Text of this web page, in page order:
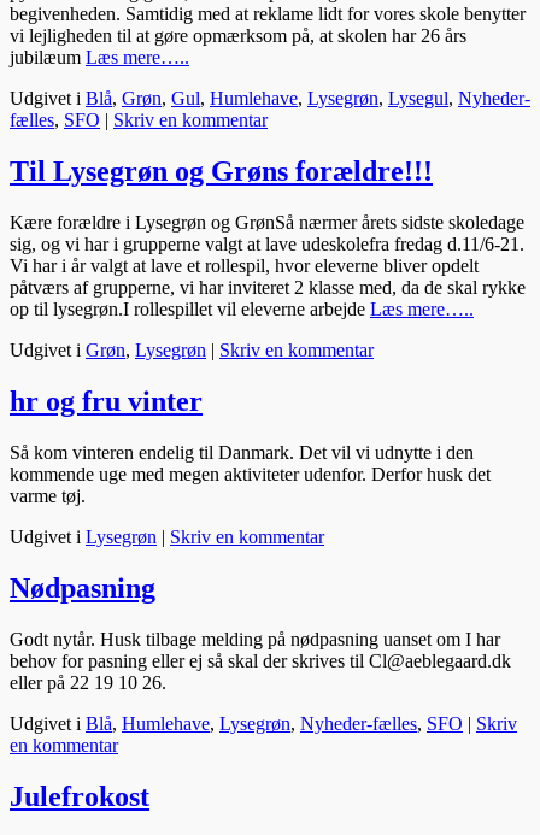
begivenheden. Samtidig med at reklame lidt for vores skole benytter
vi lejligheden til at gøre opmærksom på, at skolen har 26 års
jubilæum Læs mere…..
Udgivet i Blå, Grøn, Gul, Humlehave, Lysegrøn, Lysegul, Nyheder-
fælles, SFO | Skriv en kommentar
Til Lysegrøn og Grøns forældre!!!
Kære forældre i Lysegrøn og GrønSå nærmer årets sidste skoledage
sig, og vi har i grupperne valgt at lave udeskolefra fredag d.11/6-21.
Vi har i år valgt at lave et rollespil, hvor eleverne bliver opdelt
påtværs af grupperne, vi har inviteret 2 klasse med, da de skal rykke
op til lysegrøn.I rollespillet vil eleverne arbejde Læs mere…..
Udgivet i Grøn, Lysegrøn | Skriv en kommentar
hr og fru vinter
Så kom vinteren endelig til Danmark. Det vil vi udnytte i den
kommende uge med megen aktiviteter udenfor. Derfor husk det
varme tøj.
Udgivet i Lysegrøn | Skriv en kommentar
Nødpasning
Godt nytår. Husk tilbage melding på nødpasning uanset om I har
behov for pasning eller ej så skal der skrives til Cl@aeblegaard.dk
eller på 22 19 10 26.
Udgivet i Blå, Humlehave, Lysegrøn, Nyheder-fælles, SFO | Skriv
en kommentar
Julefrokost